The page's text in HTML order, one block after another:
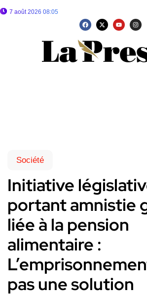
7 août 2026 08:05
Société
Initiative
portant amnistie
liée à la pension
alimentaire :
pas une solution